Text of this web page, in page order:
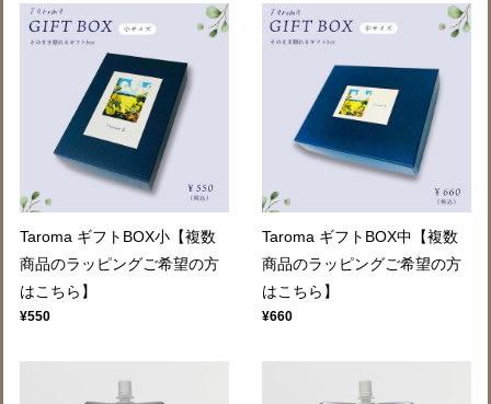
Taroma ギフトBOX小【複数
商品のラッピングご希望の方
はこちら】
¥550
Taroma ギフトBOX中【複数
商品のラッピングご希望の方
はこちら】
¥660